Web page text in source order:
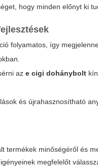
hogy minden előnyt ki
folyamatos, így
aze cigi dohánybolt
és újrahasznosítható
termékek minőségéről és
megfelelőt